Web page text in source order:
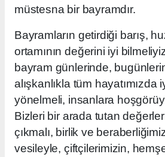
müstesna bir bayramdır.
Bayramların getirdiği barış,
ortamının değerini iyi
bayram günlerinde,
alışkanlıkla tüm hayatımızda
yönelmeli, insanlara
Bizleri bir arada tutan
çıkmalı, birlik ve
vesileyle, çiftçilerimizin,